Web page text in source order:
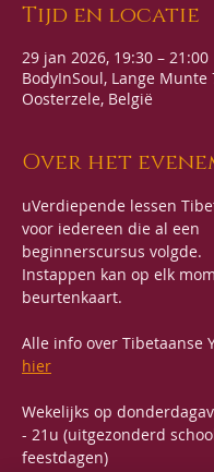
Tijd en locatie
29 jan 2026, 19:30 – 21:00
BodyInSoul, Lange Munte
Oosterzele, België
Over het
uVerdiepende lessen
voor iedereen die al een
beginnerscursus volgde.
Instappen kan op elk
beurtenkaart.
Alle info over Tibetaanse
hier
Wekelijks op
- 21u (uitgezonderd
feestdagen)